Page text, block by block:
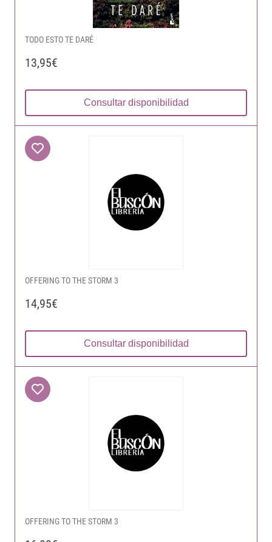
TODO ESTO TE DARÉ
13,95€
Consultar disponibilidad
OFFERING TO THE STORM 3
14,95€
Consultar disponibilidad
OFFERING TO THE STORM 3